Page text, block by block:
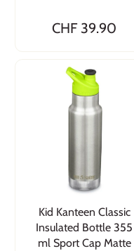
CHF 39.90
Kid Kanteen Classic
Insulated Bottle 355
ml Sport Cap Matte